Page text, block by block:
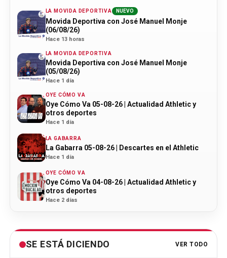
LA MOVIDA DEPORTIVA NUEVO
Movida Deportiva con José Manuel Monje
(06/08/26)
Hace 13 horas
LA MOVIDA DEPORTIVA
Movida Deportiva con José Manuel Monje
(05/08/26)
Hace 1 día
OYE CÓMO VA
Oye Cómo Va 05-08-26 | Actualidad Athletic y
otros deportes
Hace 1 día
LA GABARRA
La Gabarra 05-08-26 | Descartes en el Athletic
Hace 1 día
OYE CÓMO VA
Oye Cómo Va 04-08-26 | Actualidad Athletic y
otros deportes
Hace 2 días
SE ESTÁ DICIENDO VER TODO